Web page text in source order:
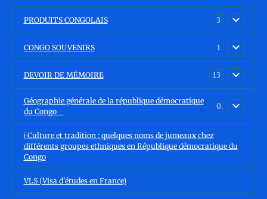
PRODUITS CONGOLAIS 3
CONGO SOUVENIRS 1
DEVOIR DE MÉMOIRE 13
Géographie générale de la république démocratique
du Congo
0
ℹ️ Culture et tradition : quelques noms de jumeaux chez
différents groupes ethniques en République démocratique du
Congo
VLS (Visa d'études en France)